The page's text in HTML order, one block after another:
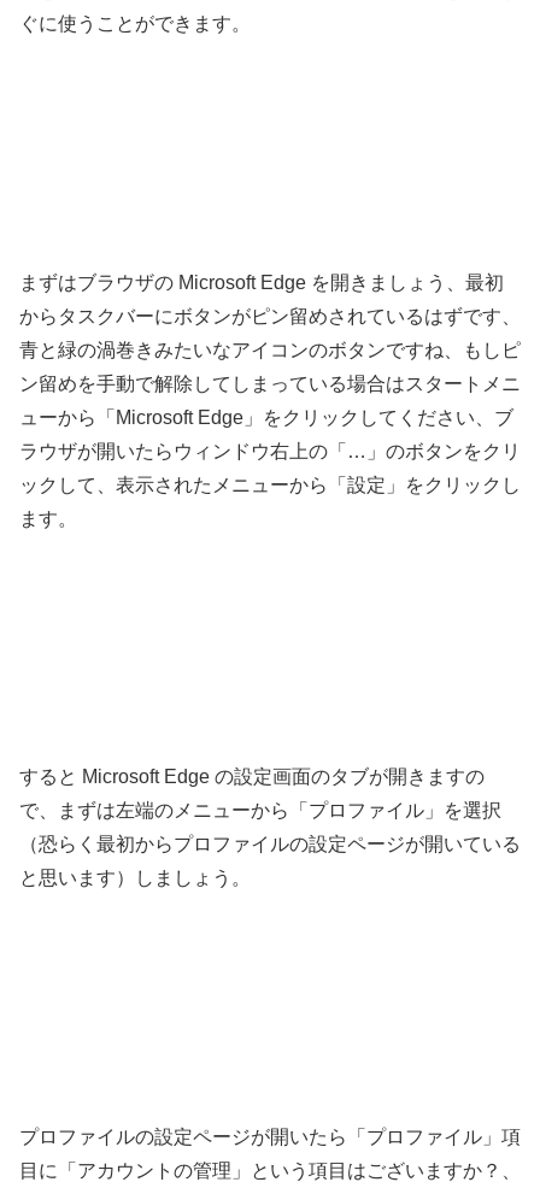
ぐに使うことができます。
まずはブラウザの Microsoft Edge を開きましょう、最初
からタスクバーにボタンがピン留めされているはずです、
青と緑の渦巻きみたいなアイコンのボタンですね、もしピ
ン留めを手動で解除してしまっている場合はスタートメニ
ューから「Microsoft Edge」をクリックしてください、ブ
ラウザが開いたらウィンドウ右上の「…」のボタンをクリ
ックして、表示されたメニューから「設定」をクリックし
ます。
すると Microsoft Edge の設定画面のタブが開きますの
で、まずは左端のメニューから「プロファイル」を選択
（恐らく最初からプロファイルの設定ページが開いている
と思います）しましょう。
プロファイルの設定ページが開いたら「プロファイル」項
目に「アカウントの管理」という項目はございますか？、